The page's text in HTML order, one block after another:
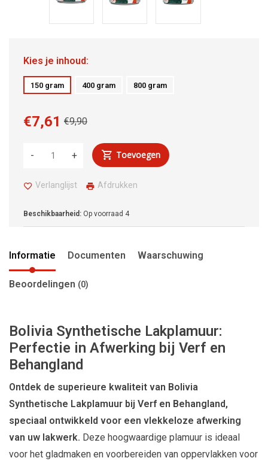
Kies je inhoud:
150 gram 400 gram 800 gram
€9,90
€7,61
+
- Toevoegen
Verlanglijst Afdrukken
Beschikbaarheid: Op voorraad 4
Informatie Documenten Waarschuwing
Beoordelingen (0)
Bolivia Synthetische Lakplamuur:
Perfectie in Afwerking bij Verf en
Behangland
Ontdek de superieure kwaliteit van Bolivia
Synthetische Lakplamuur bij Verf en Behangland,
speciaal ontwikkeld voor een vlekkeloze afwerking
van uw lakwerk. Deze hoogwaardige plamuur is ideaal
voor het gladmaken en voorbereiden van oppervlakken voor